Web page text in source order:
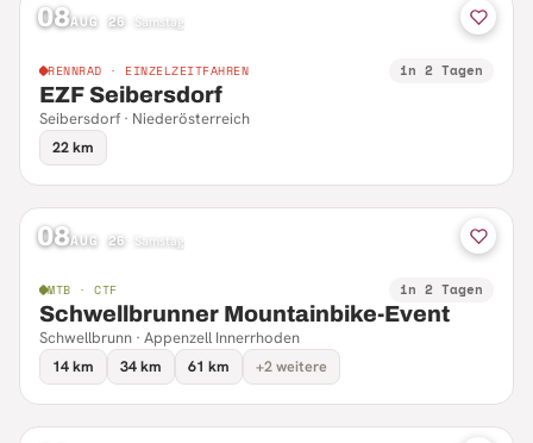
08AUG 26 Samstag
RENNRAD · EINZELZEITFAHREN in 2 Tagen
EZF Seibersdorf
Seibersdorf · Niederösterreich
22 km
08AUG 26 Samstag
MTB · CTF in 2 Tagen
Schwellbrunner Mountainbike-Event
Schwellbrunn · Appenzell Innerrhoden
14 km
34 km 61 km +2 weitere